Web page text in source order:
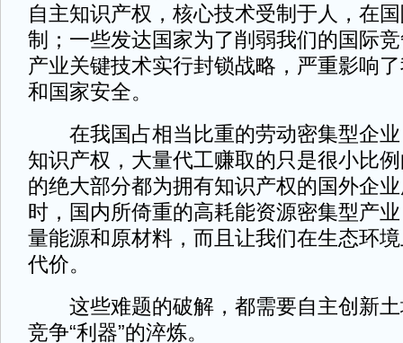
自主知识产权，核心技术受制于人，在
制；一些发达国家为了削弱我们的国际
产业关键技术实行封锁战略，严重影响
和国家安全。
在我国占相当比重的劳动密集型企业
知识产权，大量代工赚取的只是很小比
的绝大部分都为拥有知识产权的国外企
时，国内所倚重的高耗能资源密集型产
量能源和原材料，而且让我们在生态环
代价。
这些难题的破解，都需要自主创新土
竞争“利器”的淬炼。